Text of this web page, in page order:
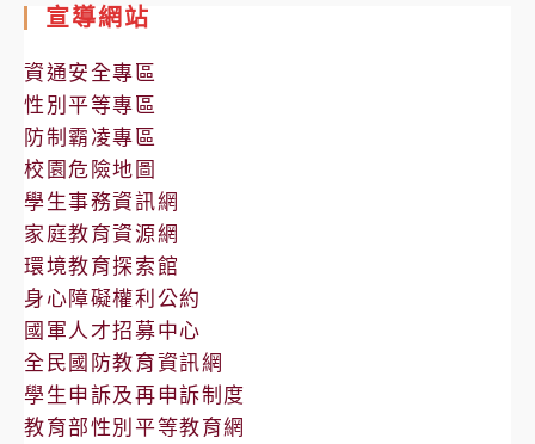
公
告
宣導網站
資通安全專區
性別平等專區
防制霸凌專區
校園危險地圖
學生事務資訊網
家庭教育資源網
環境教育探索館
身心障礙權利公約
國軍人才招募中心
全民國防教育資訊網
學生申訴及再申訴制度
教育部性別平等教育網